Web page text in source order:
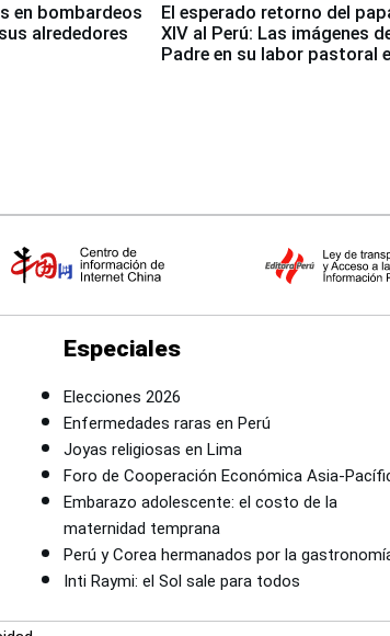
en bombardeos
alrededores
El esperado retorno del
XIV al Perú: Las imágenes
Padre en su labor pastoral
Especiales
Elecciones 2026
Enfermedades raras en Perú
Joyas religiosas en Lima
Foro de Cooperación Económica Asia-
Embarazo adolescente: el costo de la
maternidad temprana
Perú y Corea hermanados por la
Inti Raymi: el Sol sale para todos